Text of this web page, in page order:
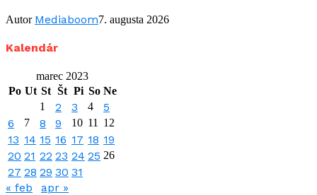
Autor Mediaboom7. augusta 2026
Kalendár
marec 2023
Po Ut St Št Pi So Ne
1
2 3 4
5
6
7 8 9 10 11 12
13 14 15 16 17 18 19
20 21 22 23 24 25 26
27 28 29 30 31
« feb
apr »